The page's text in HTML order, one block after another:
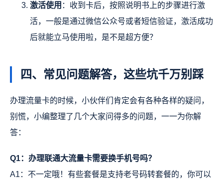
激活使用 ：收到卡后，按照说明书上的步骤进行激
活，一般是通过微信公众号或者短信验证，激活成功
后就能立马使用啦，是不是超方便？
四、常见问题解答，这些坑千万别踩
办理流量卡的时候，小伙伴们肯定会有各种各样的疑问，
别慌，小编整理了几个大家问得多的问题，一一为你解
答：
Q1：办理联通大流量卡需要换手机号吗？
A1：不一定哦！有些套餐是支持老号码转套餐的，你可以